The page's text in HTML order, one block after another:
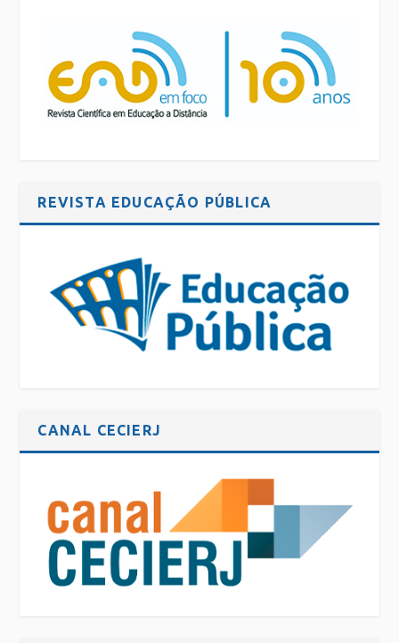
REVISTA EDUCAÇÃO PÚBLICA
CANAL CECIERJ